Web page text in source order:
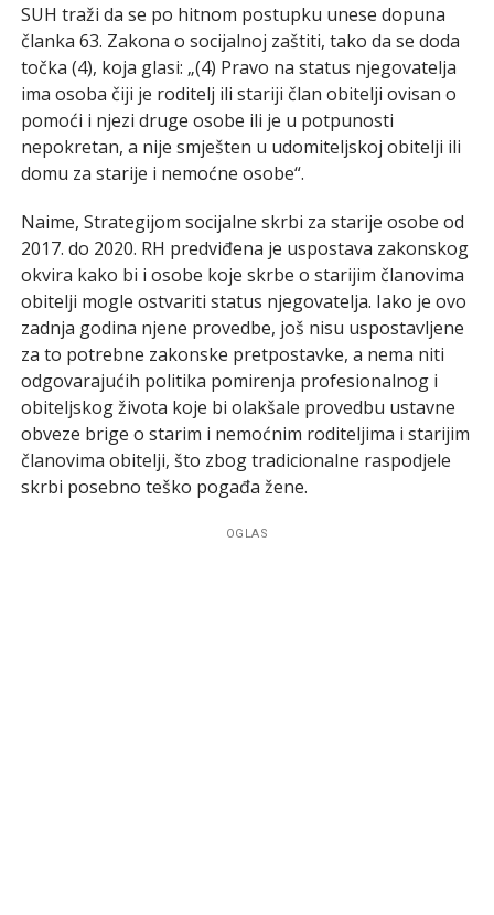
SUH traži da se po hitnom postupku unese dopuna
članka 63. Zakona o socijalnoj zaštiti, tako da se doda
točka (4), koja glasi: „(4) Pravo na status njegovatelja
ima osoba čiji je roditelj ili stariji član obitelji ovisan o
pomoći i njezi druge osobe ili je u potpunosti
nepokretan, a nije smješten u udomiteljskoj obitelji ili
domu za starije i nemoćne osobe“.
Naime, Strategijom socijalne skrbi za starije osobe od
2017. do 2020. RH predviđena je uspostava zakonskog
okvira kako bi i osobe koje skrbe o starijim članovima
obitelji mogle ostvariti status njegovatelja. Iako je ovo
zadnja godina njene provedbe, još nisu uspostavljene
za to potrebne zakonske pretpostavke, a nema niti
odgovarajućih politika pomirenja profesionalnog i
obiteljskog života koje bi olakšale provedbu ustavne
obveze brige o starim i nemoćnim roditeljima i starijim
članovima obitelji, što zbog tradicionalne raspodjele
skrbi posebno teško pogađa žene.
OGLAS